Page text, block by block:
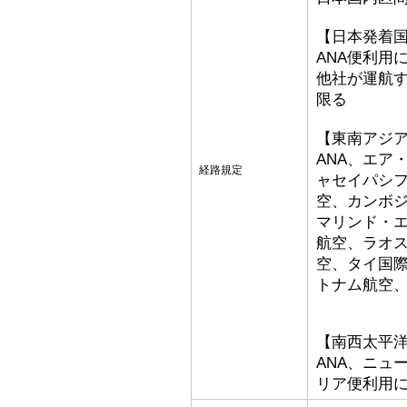
経路規定
【日本発着
ANA便利用
他社が運航
限る
【東南アジ
ANA、エア
ャセイパシ
空、カンボ
マリンド・
航空、ラオ
空、タイ国
トナム航空
【南西太平
ANA、ニュ
リア便利用